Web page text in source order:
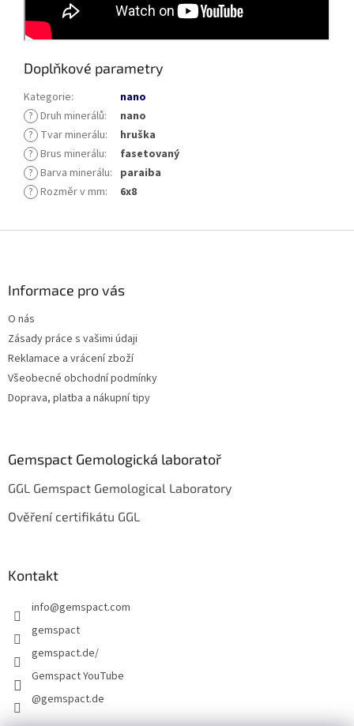
Doplňkové parametry
Kategorie:
nano
? Druh minerálů:
nano
? Tvar minerálu:
hruška
? Brus minerálu:
fasetovaný
? Barva minerálu: paraiba
? Rozměr v mm: 6x8
Informace pro vás
O nás
Zásady práce s vašimi údaji
Reklamace a vrácení zboží
Všeobecné obchodní podmínky
Doprava, platba a nákupní tipy
Gemspact Gemologická laboratoř
GGL Gemspact Gemological Laboratory
Ověření certifikátu GGL
Kontakt
info@gemspact.com
gemspact
gemspact.de/
Gemspact YouTube
@gemspact.de